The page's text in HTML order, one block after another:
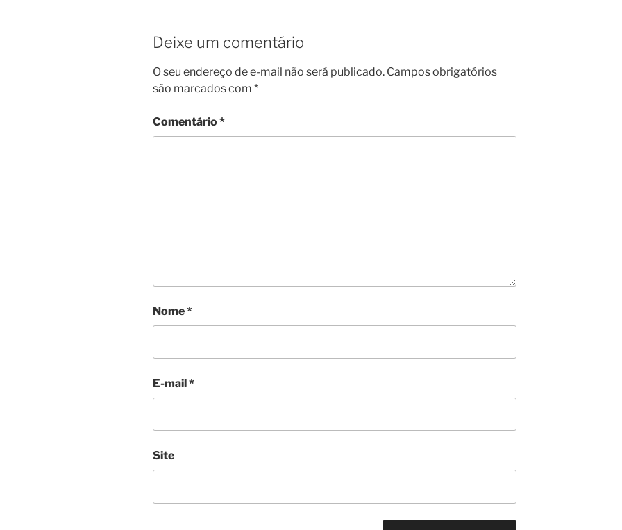
Deixe um comentário
O seu endereço de e-mail não será publicado. Campos obrigatórios
são marcados com *
Comentário*
Nome*
E-mail*
Site